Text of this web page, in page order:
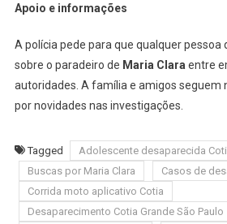
Apoio e informações
A polícia pede para que qualquer
sobre o paradeiro de Maria Clara entre
autoridades. A família e amigos seguem
por novidades nas investigações.
Tagged
Adolescente desaparecida
Buscas por Maria Clara
Casos de
Corrida moto aplicativo Cotia
Desaparecimento Cotia Grande São Paulo